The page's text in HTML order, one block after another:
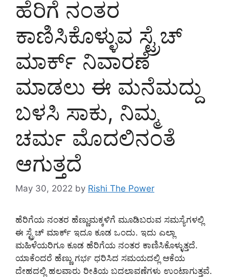
ಹೆರಿಗೆ ನಂತರ
ಕಾಣಿಸಿಕೊಳ್ಳುವ ಸ್ಟ್ರೆಚ್
ಮಾರ್ಕ್ ನಿವಾರಣೆ
ಮಾಡಲು ಈ ಮನೆಮದ್ದು
ಬಳಸಿ ಸಾಕು, ನಿಮ್ಮ
ಚರ್ಮ ಮೊದಲಿನಂತೆ
ಆಗುತ್ತದೆ
May 30, 2022 by Rishi The Power
ಹೆರಿಗೆಯ ನಂತರ ಹೆಣ್ಣುಮಕ್ಕಳಿಗೆ ಮೂಡಿಬರುವ ಸಮಸ್ಯೆಗಳಲ್ಲಿ
ಈ ಸ್ಟ್ರೆಚ್ ಮಾರ್ಕ್ ಇದೂ ಕೂಡ ಒಂದು. ಇದು ಎಲ್ಲಾ
ಮಹಿಳೆಯರಿಗೂ ಕೂಡ ಹೆರಿಗೆಯ ನಂತರ ಕಾಣಿಸಿಕೊಳ್ಳುತ್ತದೆ.
ಯಾಕೆಂದರೆ ಹೆಣ್ಣು ಗರ್ಭ ಧರಿಸಿದ ಸಮಯದಲ್ಲಿ ಆಕೆಯ
ದೇಹದಲ್ಲಿ ಹಲವಾರು ರೀತಿಯ ಬದಲಾವಣೆಗಳು ಉಂಟಾಗುತ್ತವೆ.